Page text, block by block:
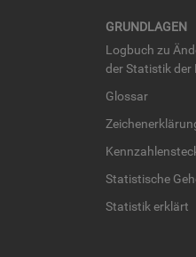
GRUND­LA­GEN
Log­buch zu
der Sta­tis­tik der
Glos­sar
Sta­tis­ti­sche
Sta­tis­tik er­klärt